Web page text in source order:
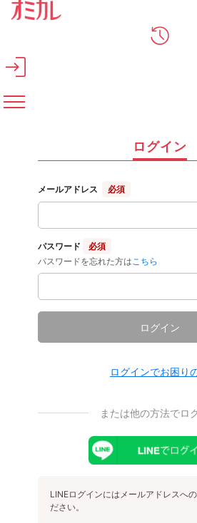
メインコンテンツへスキップ
ログイン
メールアドレス 必須
パスワード
必須
パスワードを忘れた方は こちら
ログイン
ログインでお困り
または他の方法でロ
LINEログインにはメールアドレスへ
ださい。